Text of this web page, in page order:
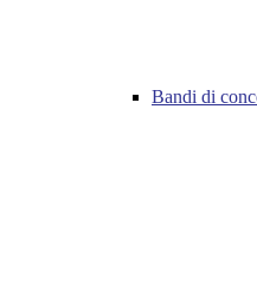
Bandi di